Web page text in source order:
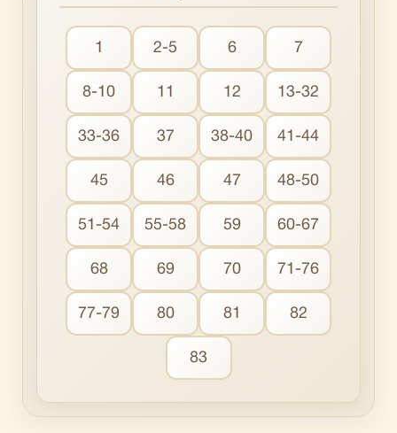
1 2-5 6 7
8-10 11 12 13-32
33-36 37 38-40 41-44
45 46 47 48-50
51-54 55-58 59 60-67
68 69 70 71-76
77-79 80 81 82
83